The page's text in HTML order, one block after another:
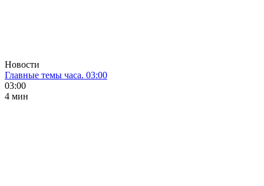
Новости
Главные темы часа. 03:00
03:00
4 мин